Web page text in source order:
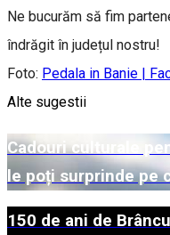
Ne bucurăm să fim
îndrăgit în județul nostru!
Foto: Pedala in Banie |
Alte sugestii
Cadouri culturale
le poți surprinde pe
150 de ani de